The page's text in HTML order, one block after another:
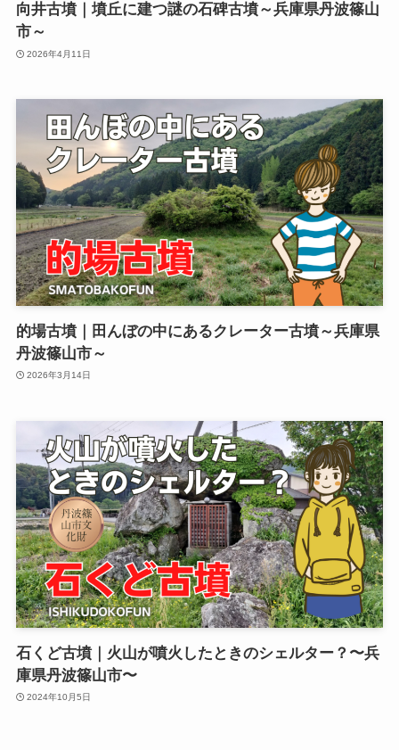
向井古墳｜墳丘に建つ謎の石碑古墳～兵庫県丹波篠山
市～
2026年4月11日
的場古墳｜田んぼの中にあるクレーター古墳～兵庫県
丹波篠山市～
2026年3月14日
石くど古墳｜火山が噴火したときのシェルター？〜兵
庫県丹波篠山市〜
2024年10月5日